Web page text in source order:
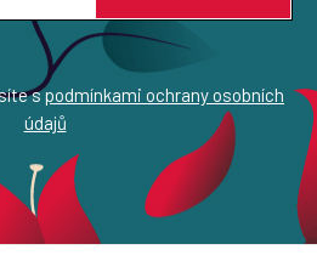
spodmínkami ochrany osobních
údajů